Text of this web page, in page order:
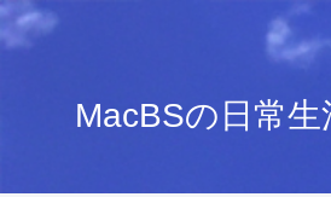
MacBSの日常